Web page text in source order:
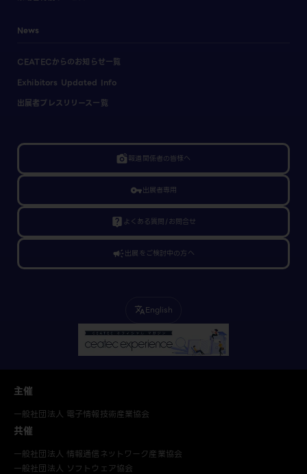
News
CEATECからのお知らせ一覧
Exhibitors Updated Info
出展者プレスリリース一覧
linked_camera報道関係者の皆様へ
vpn_key出展者専用
live_help よくある質問/お問合せ
campaign出展をご検討中の方へ
translateEnglish
主催
一般社団法人 電子情報技術産業協会
共催
一般社団法人 情報通信ネットワーク産業協会
一般社団法人 ソフトウェア協会